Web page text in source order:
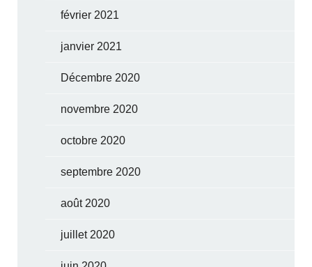
février 2021
janvier 2021
Décembre 2020
novembre 2020
octobre 2020
septembre 2020
août 2020
juillet 2020